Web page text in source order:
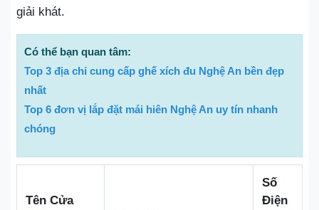
giải khát.
Có thể bạn quan tâm:
Top 3 địa chỉ cung cấp ghế xích đu Nghệ An bền đẹp
nhất
Top 6 đơn vị lắp đặt mái hiên Nghệ An uy tín nhanh
chóng
Tên Cửa
Số
Điện